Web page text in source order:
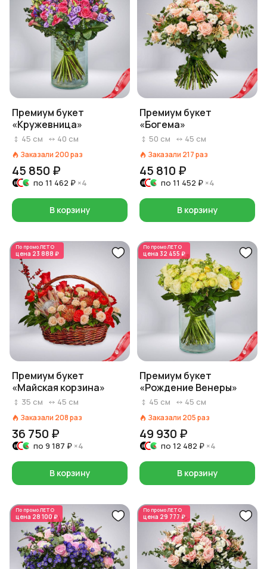
Премиум букет
«Кружевница»
45 см 40 см
Заказали 200раз
45 850 ₽
по 11 462 ₽ ×4
В корзину
Премиум букет
«Богема»
50 см 45 см
Заказали 217раз
45 810 ₽
по 11 452 ₽ ×4
В корзину
По промоЛЕТО
цена 23 888 ₽
Премиум букет
«Майская корзина»
35 см 45 см
Заказали 208раз
36 750 ₽
по 9 187 ₽ ×4
В корзину
По промоЛЕТО
цена 32 455 ₽
Премиум букет
«Рождение Венеры»
45 см 45 см
Заказали 205раз
49 930 ₽
по 12 482 ₽ ×4
В корзину
По промоЛЕТО
цена 28 100 ₽
По промоЛЕТО
цена 29 777 ₽